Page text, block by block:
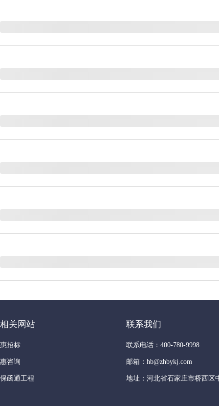
相关网站
惠招标
惠咨询
保函通工程
联系我们
联系电话：400-780-9998
邮箱：hb@zhbykj.com
地址：河北省石家庄市桥西区